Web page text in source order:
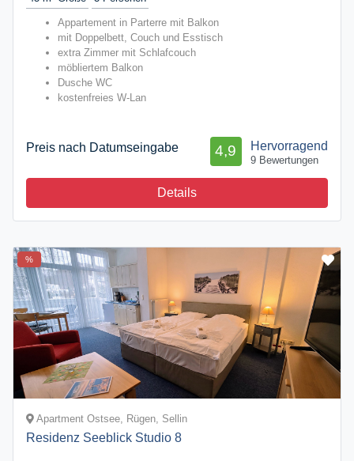
Appartement in Parterre mit Balkon
mit Doppelbett, Couch und Esstisch
extra Zimmer mit Schlafcouch
möbliertem Balkon
Dusche WC
kostenfreies W-Lan
Preis nach Datumseingabe Hervorragend
4,9
9 Bewertungen
Details
%
Apartment Ostsee, Rügen, Sellin
Residenz Seeblick Studio 8